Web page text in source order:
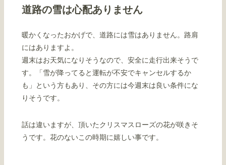
道路の雪は心配ありません
暖かくなったおかげで、道路には雪はありません。路肩
にはありますよ。
週末はお天気になりそうなので、安全に走行出来そうで
す。「雪が降ってると運転が不安でキャンセルするか
も」という方もあり、その方には今週末は良い条件にな
りそうです。
話は違いますが、頂いたクリスマスローズの花が咲きそ
うです。花のないこの時期に嬉しい事です。